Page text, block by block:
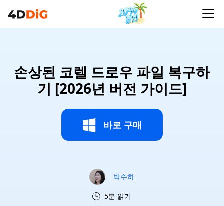
손상된 코렐 드로우 파일 복구하
기 [2026년 버전 가이드]
바로 구매
박수하
5분 읽기